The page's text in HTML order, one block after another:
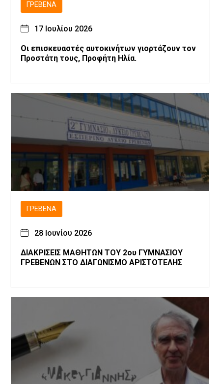
ΓΡΕΒΕΝΆ
17 Ιουλίου 2026
Οι επισκευαστές αυτοκινήτων γιορτάζουν τον
Προστάτη τους, Προφήτη Ηλία.
ΓΡΕΒΕΝΆ
28 Ιουνίου 2026
ΔΙΑΚΡΙΣΕΙΣ ΜΑΘΗΤΩΝ ΤΟΥ 2ου ΓΥΜΝΑΣΙΟΥ
ΓΡΕΒΕΝΩΝ ΣΤΟ ΔΙΑΓΩΝΙΣΜΟ ΑΡΙΣΤΟΤΕΛΗΣ